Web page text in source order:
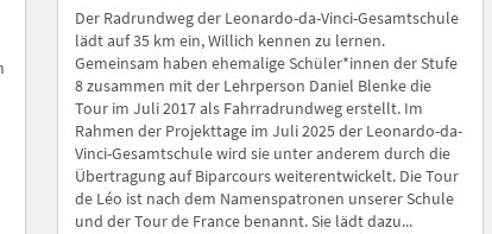
Der Radrundweg der Leonardo-da-Vinci-Gesamtschule
lädt auf 35 km ein, Willich kennen zu lernen.
Gemeinsam haben ehemalige Schüler*innen der Stufe
8 zusammen mit der Lehrperson Daniel Blenke die
Tour im Juli 2017 als Fahrradrundweg erstellt. Im
Rahmen der Projekttage im Juli 2025 der Leonardo-da-
Vinci-Gesamtschule wird sie unter anderem durch die
Übertragung auf Biparcours weiterentwickelt. Die Tour
de Léo ist nach dem Namenspatronen unserer Schule
und der Tour de France benannt. Sie lädt dazu...